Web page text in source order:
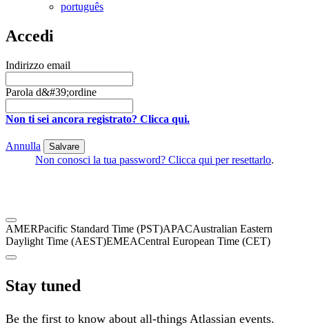
português
Accedi
Indirizzo email
Parola d&#39;ordine
Non ti sei ancora registrato? Clicca qui.
Annulla Salvare
Non conosci la tua password? Clicca qui per resettarlo.
AMERPacific Standard Time (PST)APACAustralian Eastern
Daylight Time (AEST)EMEACentral European Time (CET)
Stay tuned
Be the first to know about all-things Atlassian events.